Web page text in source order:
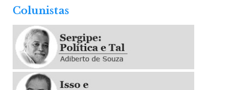
Colunistas